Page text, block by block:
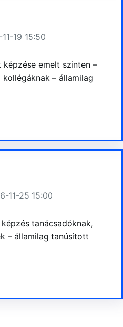
19 15:50
emelt szinten –
– államilag
11-25 15:00
tanácsadóknak,
– államilag tanúsított